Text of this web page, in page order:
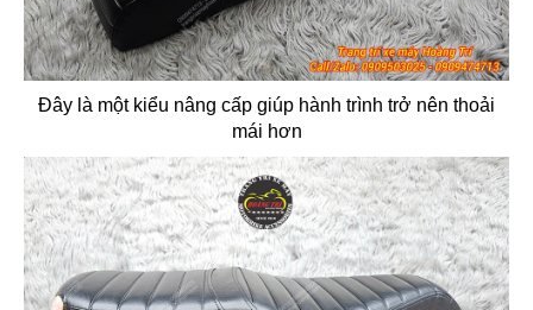
Đây là một kiểu nâng cấp giúp hành trình trở nên thoải
mái hơn